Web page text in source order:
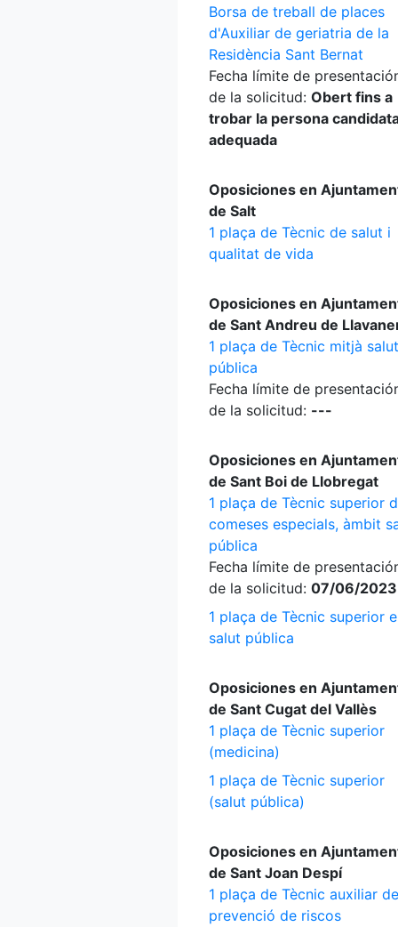
Borsa de treball de places
d'Auxiliar de geriatria de la
Residència Sant Bernat
Fecha límite de
de la solicitud: Obert fins a
trobar la persona
adequada
Oposiciones en
de Salt
1 plaça de Tècnic de salut i
qualitat de vida
Oposiciones en
de Sant Andreu de
1 plaça de Tècnic mitjà salut
pública
Fecha límite de
de la solicitud: ---
Oposiciones en
de Sant Boi de Llobregat
1 plaça de Tècnic superior
comeses especials, àmbit
pública
Fecha límite de
de la solicitud: 07/06/2023
1 plaça de Tècnic superior
salut pública
Oposiciones en
de Sant Cugat del Vallès
1 plaça de Tècnic superior
(medicina)
1 plaça de Tècnic superior
(salut pública)
Oposiciones en
de Sant Joan Despí
1 plaça de Tècnic auxiliar de
prevenció de riscos